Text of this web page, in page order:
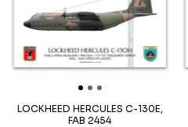
LOCKHEED HERCULES C-130E,
FAB 2454